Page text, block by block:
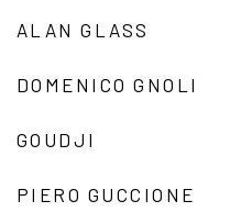
ALAN GLASS
DOMENICO GNOLI
GOUDJI
PIERO GUCCIONE